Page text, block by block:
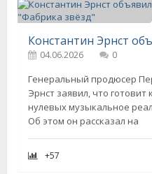
04.06.2026
0
Генеральный продюсер
Эрнст заявил, что готовит
нулевых музыкальное
Об этом он рассказал на
+57